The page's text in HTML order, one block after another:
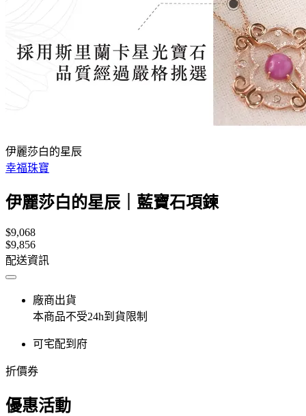
伊麗莎白的星辰
幸福珠寶
伊麗莎白的星辰｜藍寶石項鍊
$9,068
$9,856
配送資訊
廠商出貨
本商品不受24h到貨限制
可宅配到府
折價券
優惠活動